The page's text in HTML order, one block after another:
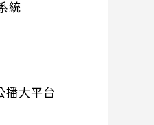
統
播大平台